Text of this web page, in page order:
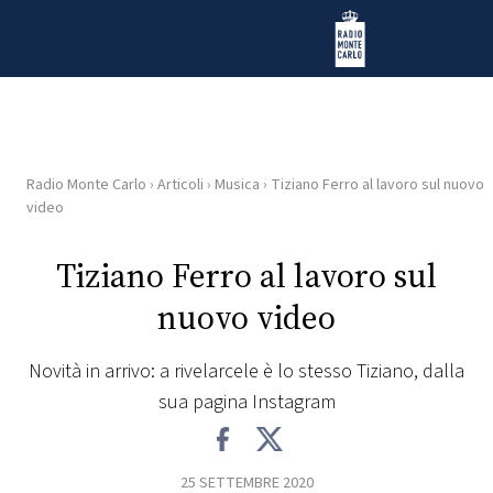
Radio Monte Carlo
HOME
RADIO
Radio Monte Carlo › Articoli › Musica › Tiziano Ferro al lavoro sul nuovo
video
Tiziano Ferro al lavoro sul
nuovo video
Novità in arrivo: a rivelarcele è lo stesso Tiziano, dalla
sua pagina Instagram
25 SETTEMBRE 2020